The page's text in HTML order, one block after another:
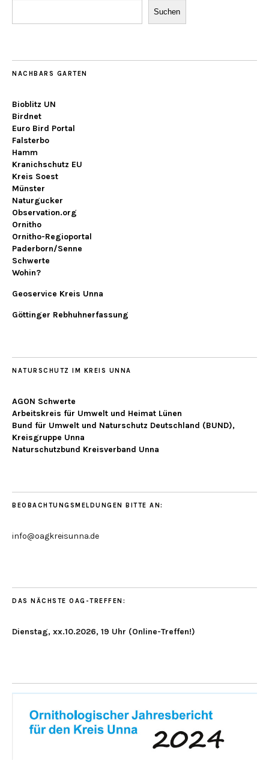
Suchen
NACHBARS GARTEN
Bioblitz UN
Birdnet
Euro Bird Portal
Falsterbo
Hamm
Kranichschutz EU
Kreis Soest
Münster
Naturgucker
Observation.org
Ornitho
Ornitho-Regioportal
Paderborn/Senne
Schwerte
Wohin?
Geoservice Kreis Unna
Göttinger Rebhuhnerfassung
NATURSCHUTZ IM KREIS UNNA
AGON Schwerte
Arbeitskreis für Umwelt und Heimat Lünen
Bund für Umwelt und Naturschutz Deutschland (BUND),
Kreisgruppe Unna
Naturschutzbund Kreisverband Unna
BEOBACHTUNGSMELDUNGEN BITTE AN:
info@oagkreisunna.de
DAS NÄCHSTE OAG-TREFFEN:
Dienstag, xx.10.2026, 19 Uhr (Online-Treffen!)